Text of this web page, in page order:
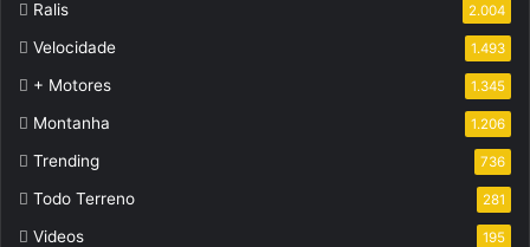
Ralis 2.004
Velocidade 1.493
+ Motores 1.345
Montanha 1.206
Trending 736
Todo Terreno 281
Videos 195